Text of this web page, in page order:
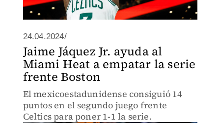
24.04.2024/
Jaime Jáquez Jr. ayuda al
Miami Heat a empatar la serie
frente Boston
El mexicoestadunidense consiguió 14
puntos en el segundo juego frente
Celtics para poner 1-1 la serie.